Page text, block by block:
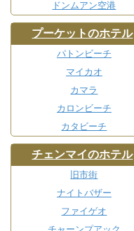
ドンムアン空港
プーケットのホテル
パトンビーチ
マイカオ
カマラ
カロンビーチ
カタビーチ
チェンマイのホテル
旧市街
ナイトバザー
ファイゲオ